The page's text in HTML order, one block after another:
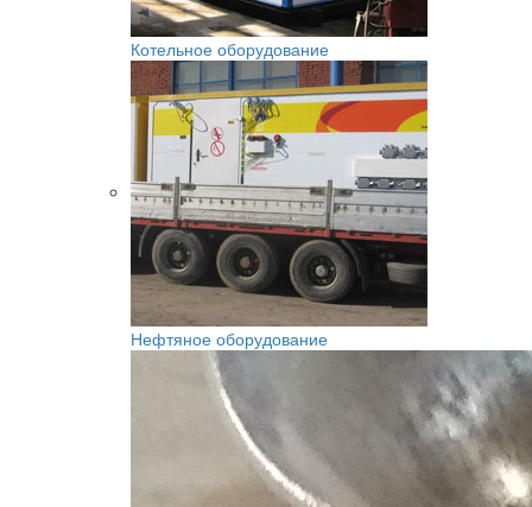
Котельное оборудование
Нефтяное оборудование